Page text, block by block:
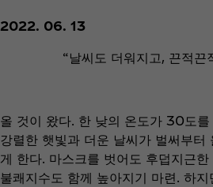
2022. 06. 13
“날씨도 더워지고, 끈적끈
올 것이 왔다. 한 낮의 온도가 30도
강렬한 햇빛과 더운 날씨가 벌써부터
게 한다. 마스크를 벗어도 후덥지근
불쾌지수도 함께 높아지기 마련. 하